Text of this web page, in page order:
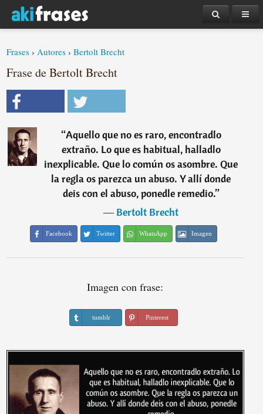
Frases ›Autores ›Bertolt Brecht
Frase de Bertolt Brecht
“Aquello que no es raro, encontradlo
extraño. Lo que es habitual, halladlo
inexplicable. Que lo común os asombre. Que
la regla os parezca un abuso. Y allí donde
deis con el abuso, ponedle remedio.”
―Bertolt Brecht
Facebook Twitter WhatsApp Imagen
Imagen con frase:
tumblr Pinterest